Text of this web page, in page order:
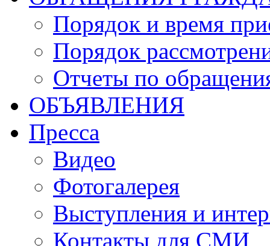
Порядок и время
Порядок
Отчеты по
ОБЪЯВЛЕНИЯ
Пресса
Видео
Фотогалерея
Выступления и
Контакты для СМИ